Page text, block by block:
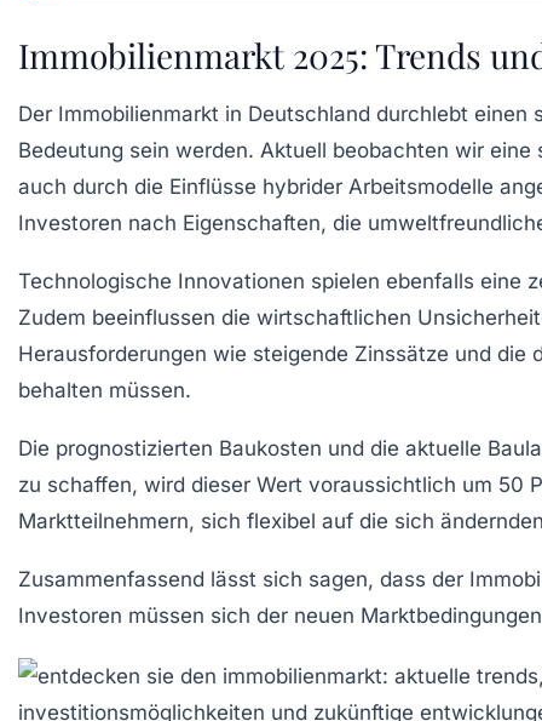
Immobilienmarkt 2025: Trends
Der Immobilienmarkt in Deutschland durchlebt einen
Bedeutung sein werden. Aktuell beobachten wir
auch durch die Einflüsse hybrider Arbeitsmodelle
Investoren nach Eigenschaften, die
Technologische Innovationen spielen ebenfalls eine
Zudem beeinflussen die wirtschaftlichen
Herausforderungen wie steigende Zinssätze und die
behalten müssen.
Die prognostizierten Baukosten und die aktuelle
zu schaffen, wird dieser Wert voraussichtlich um 50
Marktteilnehmern, sich flexibel auf die sich
Zusammenfassend lässt sich sagen, dass der
Investoren müssen sich der neuen